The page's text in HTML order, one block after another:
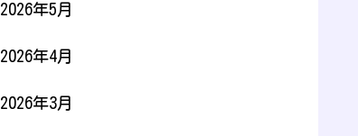
2026年5月
2026年4月
2026年3月